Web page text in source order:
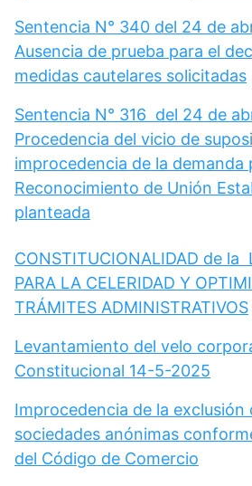
Sentencia N° 340 del 24 de
Ausencia de prueba para el
medidas cautelares solicitadas
Sentencia N° 316 del 24 de
Procedencia del vicio de
improcedencia de la demanda
Reconocimiento de Unión
planteada
CONSTITUCIONALIDAD de la
PARA LA CELERIDAD Y
TRÁMITES ADMINISTRATIVOS
Levantamiento del velo
Constitucional 14-5-2025
Improcedencia de la exclusión
sociedades anónimas
del Código de Comercio